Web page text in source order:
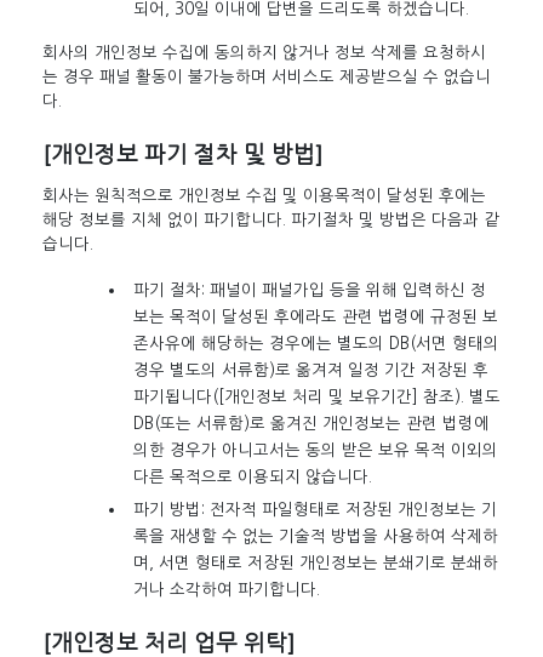
되어, 30일 이내에 답변을 드리도록 하겠습니다.
회사의 개인정보 수집에 동의하지 않거나 정보 삭제를 요청하시
는 경우 패널 활동이 불가능하며 서비스도 제공받으실 수 없습니
다.
[개인정보 파기 절차 및 방법]
회사는 원칙적으로 개인정보 수집 및 이용목적이 달성된 후에는
해당 정보를 지체 없이 파기합니다. 파기절차 및 방법은 다음과 같
습니다.
파기 절차: 패널이 패널가입 등을 위해 입력하신 정
보는 목적이 달성된 후에라도 관련 법령에 규정된 보
존사유에 해당하는 경우에는 별도의 DB(서면 형태의
경우 별도의 서류함)로 옮겨져 일정 기간 저장된 후
파기됩니다([개인정보 처리 및 보유기간] 참조). 별도
DB(또는 서류함)로 옮겨진 개인정보는 관련 법령에
의한 경우가 아니고서는 동의 받은 보유 목적 이외의
다른 목적으로 이용되지 않습니다.
파기 방법: 전자적 파일형태로 저장된 개인정보는 기
록을 재생할 수 없는 기술적 방법을 사용하여 삭제하
며, 서면 형태로 저장된 개인정보는 분쇄기로 분쇄하
거나 소각하여 파기합니다.
[개인정보 처리 업무 위탁]